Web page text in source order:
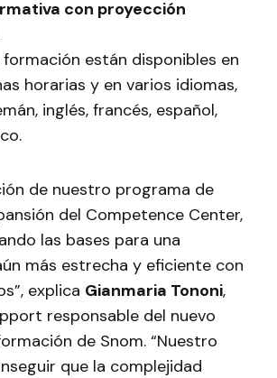
con proyección
están disponibles en
horarias y en varios idiomas,
inglés, francés, español,
de nuestro programa de
del Competence Center,
las bases para una
más estrecha y eficiente con
explica Gianmaria Tononi,
responsable del nuevo
de Snom. “Nuestro
que la complejidad